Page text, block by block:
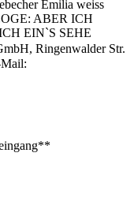
Emilia weiss
ABER ICH
EIN`S SEHE
Ringenwalder Str.